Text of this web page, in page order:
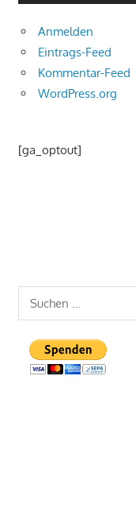
Anmelden
Eintrags-Feed
Kommentar-Feed
WordPress.org
[ga_optout]
Suchen
nach: